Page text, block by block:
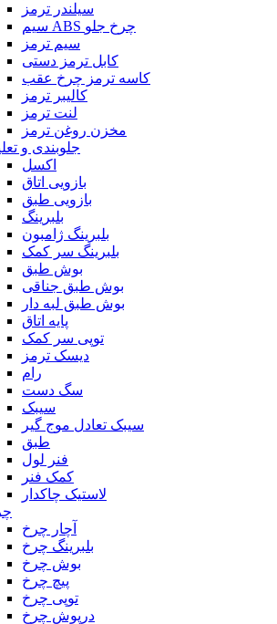
سیلندر ترمز
سیم ABS چرخ جلو
سیم ترمز
کابل ترمز دستی
کاسه ترمز چرخ عقب
کالیبر ترمز
لنت ترمز
مخزن روغن ترمز
جلوبندی و
اکسل
بازویی اتاق
بازویی طبق
بلبرینگ
بلبرینگ ژامبون
بلبرینگ سر کمک
بوش طبق
بوش طبق جناقی
بوش طبق لبه دار
پایه اتاق
توپی سر کمک
دیسک ترمز
رام
سگ دست
سیبک
سیبک تعادل موج گیر
طبق
فنر لول
کمک فنر
لاستیک چاکدار
آچار چرخ
بلبرینگ چرخ
بوش چرخ
پیچ چرخ
توپی چرخ
درپوش چرخ